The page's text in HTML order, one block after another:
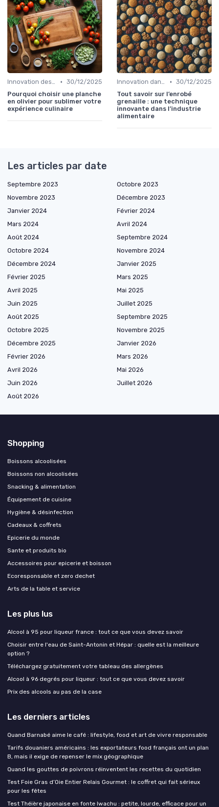
Innovation des recettes • 30/12/2025
Pourquoi choisir une planche
en olivier pour sublimer votre
expérience culinaire
Innovation dans la food • 30/12/2025
Tout savoir sur l’enrobé
grenaille : une technique
innovante dans l’industrie
alimentaire
Les articles par date
Septembre 2023
Octobre 2023
Novembre 2023
Décembre 2023
Janvier 2024
Février 2024
Mars 2024
Avril 2024
Août 2024
Septembre 2024
Octobre 2024
Novembre 2024
Décembre 2024
Janvier 2025
Février 2025
Mars 2025
Avril 2025
Mai 2025
Juin 2025
Juillet 2025
Août 2025
Septembre 2025
Octobre 2025
Novembre 2025
Décembre 2025
Janvier 2026
Février 2026
Mars 2026
Avril 2026
Mai 2026
Juin 2026
Juillet 2026
Août 2026
Shopping
Boissons alcoolisées
Boissons non alcoolisées
Snacking & alimentation
Équipement de cuisine
Hygiène & désinfection
Cadeaux & coffrets
Epicerie du monde
Sante et produits bio
Accessoires pour epicerie et boisson
Ecoresponsable et zero dechet
Arts de la table et service
Les plus lus
Alcool à 95 pour liqueur france : tout ce que vous devez savoir
Choisir entre l'eau de Saint-Antonin et Hépar : quelle est la meilleure
option ?
Téléchargez gratuitement votre tableau des allergènes
Alcool à 96 degrés pour liqueur : tout ce que vous devez savoir
Prix des alcools au pas de la case
Les derniers articles
Quand Barnabé aime le café : lifestyle, food et art de vivre responsable
Tarifs douaniers américains : les exportateurs food français ont un plan
B, mais il exige de repenser le mix géographique
Quand les gouttes de poivrons réinventent les recettes du quotidien
Test Foie Gras d’Oie Entier Relais Gourmet : le coffret qui fait sérieux
pour les fêtes
Test Théière japonaise en fonte Iwachu : petite, lourde, efficace pour un